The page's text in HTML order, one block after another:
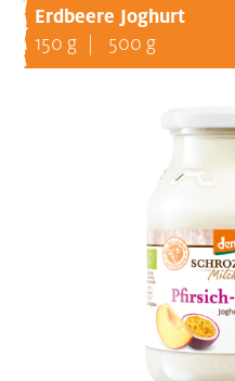
Erdbeere Joghurt
150 g 500 g